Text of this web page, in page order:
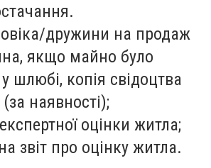
дружини на продаж
якщо майно було
шлюбі, копія свідоцтва
наявності);
оцінки житла;
звіт про оцінку житла.